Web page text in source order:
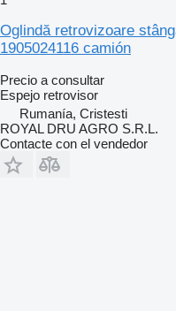
Oglindă retrovizoare
1905024116 camión
Precio a consultar
Espejo retrovisor
Rumanía, Cristesti
ROYAL DRU AGRO S.R.L.
Contacte con el vendedor